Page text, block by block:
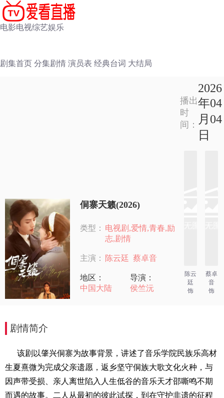
电影电视综艺娱乐
剧集首页 分集剧情 演员表 经典台词 大结局
侗寨天籁(2026)
类型： 电视剧,爱情,青春,励
志,剧情
主演： 陈云廷 蔡卓音
地区：
中国大陆
导演：
侯竺沅
播出
时
间：
2026
年04
月04
日
陈云
廷
饰
蔡卓
音
饰
剧情简介
该剧以肇兴侗寨为故事背景，讲述了音乐学院民族乐高材
生夏熹微为完成父亲遗愿，返乡坚守侗族大歌文化火种，与
因声带受损、亲人离世陷入人生低谷的音乐天才邵嘶鸣不期
而遇的故事。二人从最初的彼此试探，到在守护非遗的征程